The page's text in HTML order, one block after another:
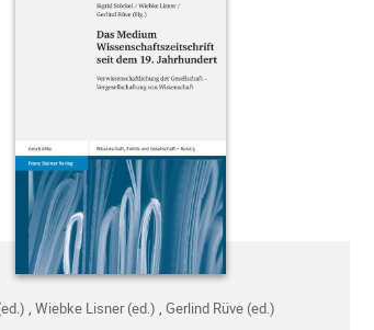
Wiebke Lisner (ed.) Gerlind Rüve (ed.)